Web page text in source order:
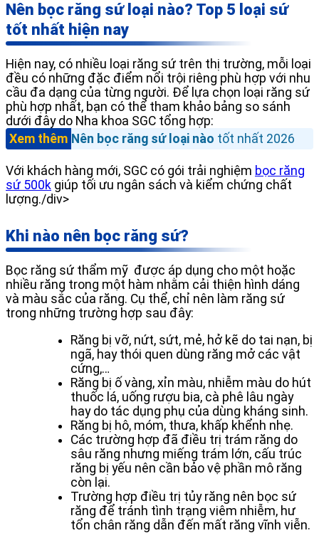
Nên bọc răng sứ loại nào? Top 5 loại sứ
tốt nhất hiện nay
Hiện nay, có nhiều loại răng sứ trên thị trường, mỗi loại
đều có những đặc điểm nổi trội riêng phù hợp với nhu
cầu đa dạng của từng người. Để lựa chọn loại răng sứ
phù hợp nhất, bạn có thể tham khảo bảng so sánh
dưới đây do Nha khoa SGC tổng hợp:
Xem thêm Nên bọc răng sứ loại nào tốt nhất 2026
Với khách hàng mới, SGC có gói trải nghiệm bọc răng
sứ 500k giúp tối ưu ngân sách và kiểm chứng chất
lượng./div>
Khi nào nên bọc răng sứ?
Bọc răng sứ thẩm mỹ được áp dụng cho một hoặc
nhiều răng trong một hàm nhằm cải thiện hình dáng
và màu sắc của răng. Cụ thể, chỉ nên làm răng sứ
trong những trường hợp sau đây:
Răng bị vỡ, nứt, sứt, mẻ, hở kẽ do tai nạn, bị
ngã, hay thói quen dùng răng mở các vật
cứng,…
Răng bị ố vàng, xỉn màu, nhiễm màu do hút
thuốc lá, uống rượu bia, cà phê lâu ngày
hay do tác dụng phụ của dùng kháng sinh.
Răng bị hô, móm, thưa, khấp khểnh nhẹ.
Các trường hợp đã điều trị trám răng do
sâu răng nhưng miếng trám lớn, cấu trúc
răng bị yếu nên cần bảo vệ phần mô răng
còn lại.
Trường hợp điều trị tủy răng nên bọc sứ
răng để tránh tình trạng viêm nhiễm, hư
tổn chân răng dẫn đến mất răng vĩnh viễn.